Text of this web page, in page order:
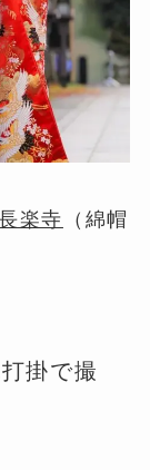
楽寺 （綿帽
掛で撮